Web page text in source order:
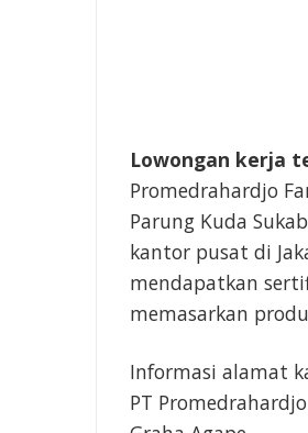
Lowongan kerja
Promedrahardjo
Parung Kuda
kantor pusat di
mendapatkan
memasarkan
Informasi alamat
PT